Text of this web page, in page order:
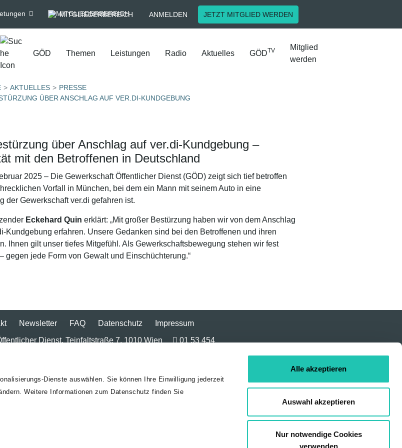
Dienste auswählen. Sie können Ihre Einwilligung jederzeit
Weitere Informationen zum Datenschutz finden Sie
Alle akzeptieren
Auswahl akzeptieren
Nur notwendige Cookies
verwenden
MITGLIEDERBEREICH ANMELDEN JETZT MITGLIED WERDEN
GÖD Themen Leistungen Radio Aktuelles GÖDTV
Mitglied
werden
AKTUELLES
PRESSE
ÜBER ANSCHLAG AUF VER.DI-KUNDGEBUNG
über Anschlag auf ver.di-Kundgebung –
mit den Betroffenen in Deutschland
2025 – Die Gewerkschaft Öffentlicher Dienst (GÖD) zeigt sich tief betroffen
Vorfall in München, bei dem ein Mann mit seinem Auto in eine
der Gewerkschaft ver.di gefahren ist.
Eckehard Quin erklärt: „Mit großer Bestürzung haben wir von dem Anschlag
Kundgebung erfahren. Unsere Gedanken sind bei den Betroffenen und ihren
Ihnen gilt unser tiefes Mitgefühl. Als Gewerkschaftsbewegung stehen wir fest
gegen jede Form von Gewalt und Einschüchterung.“
Newsletter FAQ Datenschutz
Impressum
Dienst, Teinfaltstraße 7, 1010 Wien
01 53 454